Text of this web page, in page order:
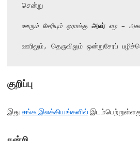
சென்று
ஊரும் சேரியும் ஓராங்கு அலர் எழ –
ஊரிலும், தெருவிலும் ஒன்றுசேரப்
குறிப்பு
இது சங்க இலக்கியங்களில்